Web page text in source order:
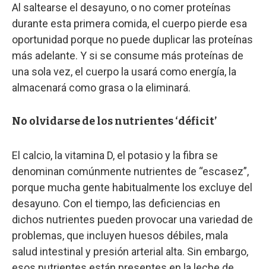
Al saltearse el desayuno, o no comer proteínas
durante esta primera comida, el cuerpo pierde esa
oportunidad porque no puede duplicar las proteínas
más adelante. Y si se consume más proteínas de
una sola vez, el cuerpo la usará como energía, la
almacenará como grasa o la eliminará.
No olvidarse de los nutrientes ‘déficit’
El calcio, la vitamina D, el potasio y la fibra se
denominan comúnmente nutrientes de “escasez”,
porque mucha gente habitualmente los excluye del
desayuno. Con el tiempo, las deficiencias en
dichos nutrientes pueden provocar una variedad de
problemas, que incluyen huesos débiles, mala
salud intestinal y presión arterial alta. Sin embargo,